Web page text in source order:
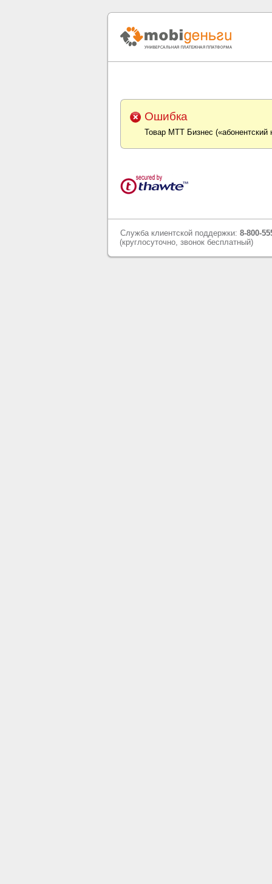
Ошибка
Товар МТТ Бизнес
Служба клиентской поддержки: 8-800-
(круглосуточно, звонок бесплатный)